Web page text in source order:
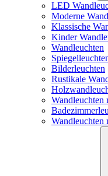
LED
Moderne
Klassische
Kinder
Wandleuchten
Bilderleuchten
Rustikale
Wandleuchten
Wandleuchten